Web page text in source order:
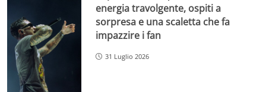
energia travolgente, ospiti a
sorpresa e una scaletta che fa
impazzire i fan
31 Luglio 2026